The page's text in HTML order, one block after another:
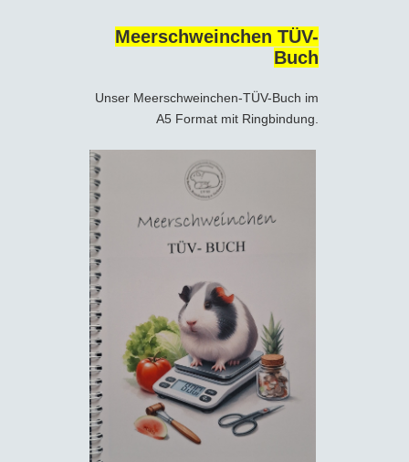
Meerschweinchen TÜV-
Buch
Unser Meerschweinchen-TÜV-Buch im
A5 Format mit Ringbindung.